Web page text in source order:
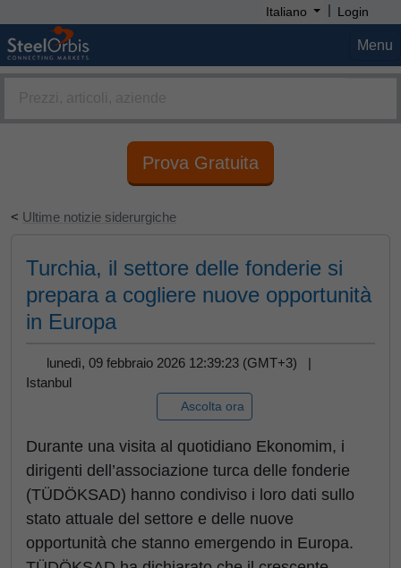
Italiano | Login
Menu
Prova Gratuita
< Ultime notizie siderurgiche
Turchia, il settore delle fonderie si
prepara a cogliere nuove opportunità
in Europa
lunedì, 09 febbraio 2026 12:39:23 (GMT+3) |
Istanbul
Ascolta ora
Durante una visita al quotidiano Ekonomim, i
dirigenti dell’associazione turca delle fonderie
(TÜDÖKSAD) hanno condiviso i loro dati sullo
stato attuale del settore e delle nuove
opportunità che stanno emergendo in Europa.